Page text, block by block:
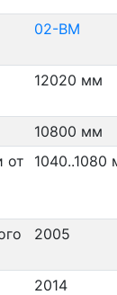
02-ВМ
12020 мм
10800 мм
от
1040..1080
2005
2014